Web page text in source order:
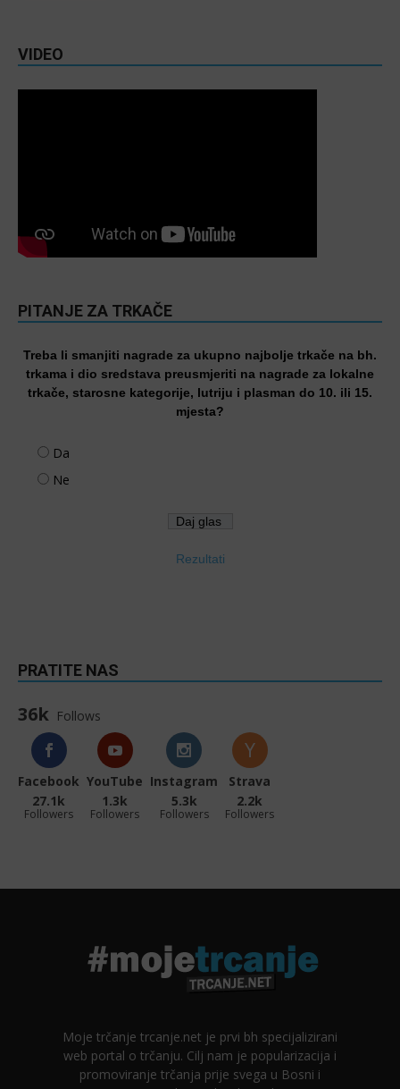
VIDEO
PITANJE ZA TRKAČE
Treba li smanjiti nagrade za ukupno najbolje trkače na bh.
trkama i dio sredstava preusmjeriti na nagrade za lokalne
trkače, starosne kategorije, lutriju i plasman do 10. ili 15.
mjesta?
Da
Ne
Rezultati
PRATITE NAS
36k Follows
Facebook
27.1k
Followers
YouTube
1.3k
Followers
Instagram
5.3k
Followers
Strava
2.2k
Followers
Moje trčanje trcanje.net je prvi bh specijalizirani
web portal o trčanju. Cilj nam je popularizacija i
promoviranje trčanja prije svega u Bosni i